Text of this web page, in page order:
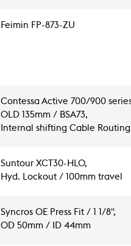
Feimin FP-873-ZU
Contessa Active 700/900
OLD 135mm / BSA73,
Internal shifting Cable
Suntour XCT30-HLO,
Hyd. Lockout / 100mm travel
Syncros OE Press Fit / 1 1/8",
OD 50mm / ID 44mm